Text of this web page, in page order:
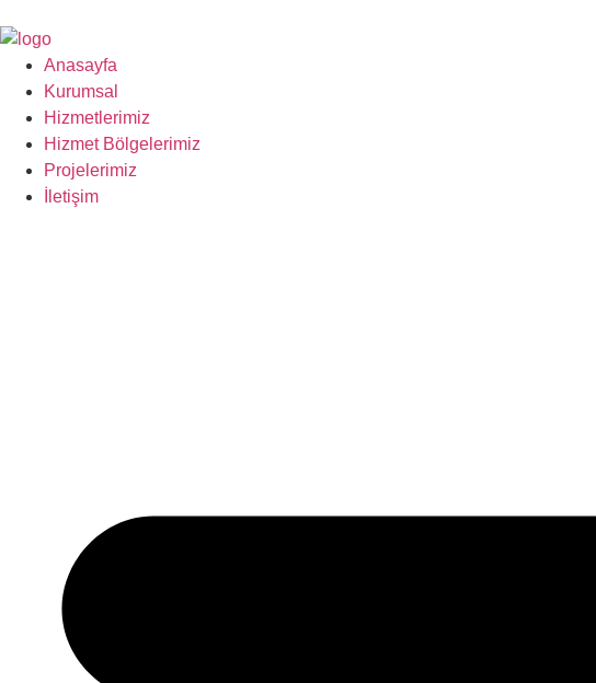
Anasayfa
Kurumsal
Hizmetlerimiz
Hizmet Bölgelerimiz
Projelerimiz
İletişim